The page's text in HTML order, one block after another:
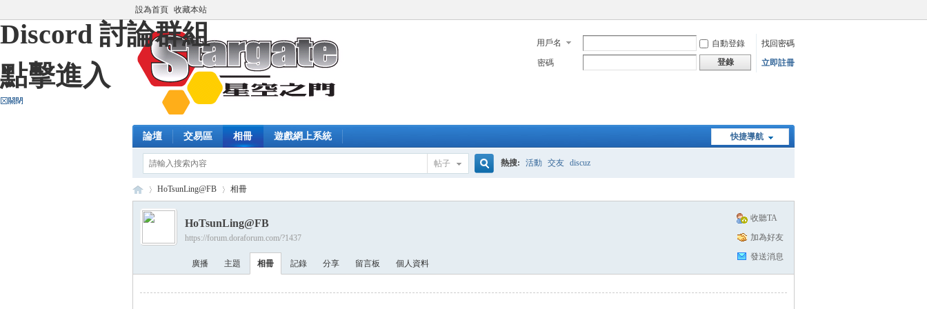
設為首頁 收藏本站
用戶名 自動登錄
找回密碼
密碼
登錄 立即註冊
快捷導航
論壇 交易區 相冊 遊戲網上系統
帖子 熱搜: 活動 交友 discuz
›
HoTsunLing@FB 相冊
收聽TA
加為好友
發送消息
HoTsunLing@FB
https://forum.doraforum.com/?1437
廣播 主題 相冊 記錄 分享 留言板 個人資料
Discord 討論群組
點擊進入